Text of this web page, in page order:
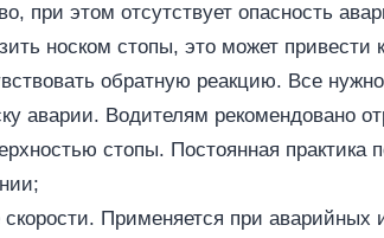
при этом отсутствует опасность
носком стопы, это может привести
обратную реакцию. Все
аварии. Водителям рекомендовано
стопы. Постоянная практика
Применяется при аварийных